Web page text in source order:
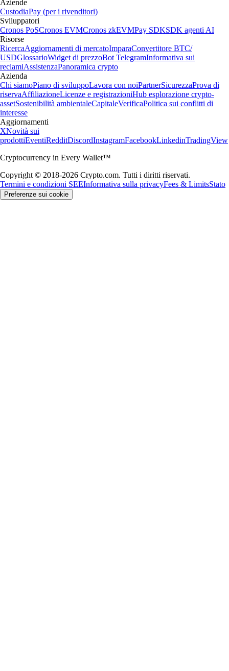
Aziende
CustodiaPay (per i rivenditori)
Sviluppatori
Cronos PoSCronos EVMCronos zkEVMPay SDKSDK agenti AI
Risorse
RicercaAggiornamenti di mercatoImparaConvertitore BTC/
USDGlossarioWidget di prezzoBot TelegramInformativa sui
reclamiAssistenzaPanoramica crypto
Azienda
Chi siamoPiano di sviluppoLavora con noiPartnerSicurezzaProva di
riservaAffiliazioneLicenze e registrazioniHub esplorazione crypto-
assetSostenibilità ambientaleCapitaleVerificaPolitica sui conflitti di
interesse
Aggiornamenti
XNovità sui
prodottiEventiRedditDiscordInstagramFacebookLinkedinTradingView
Cryptocurrency in Every Wallet™
Copyright © 2018-2026 Crypto.com. Tutti i diritti riservati.
Termini e condizioni SEEInformativa sulla privacyFees & LimitsStato
Preferenze sui cookie